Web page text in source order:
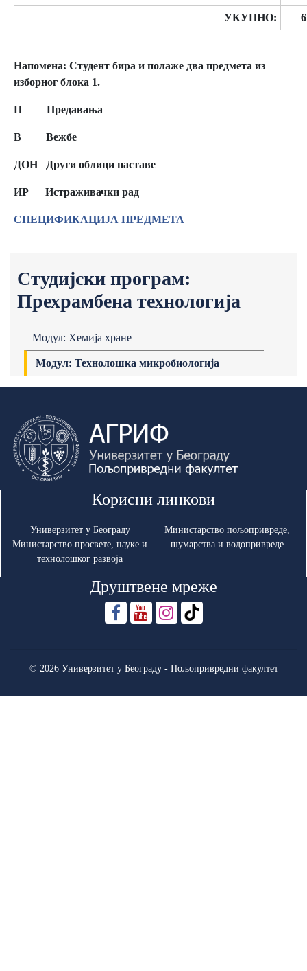
Студијски програм:
Прехрамбена технологија
Модул: Хемија хране
Модул: Технолошка микробиологија
УКУПНО: 6
Напомена: Студент бира и полаже два предмета из
изборног блока 1.
П Предавања
В Вежбе
ДОН Други облици наставе
ИР Истраживачки рад
СПЕЦИФИКАЦИЈА ПРЕДМЕТА
Корисни линкови
Универзитет у Београду
Министарство просвете, науке и
технолошког развоја
Министарство пољопривреде,
шумарства и водопривреде
Друштвене мреже
© 2026 Универзитет у Београду - Пољопривредни факултет